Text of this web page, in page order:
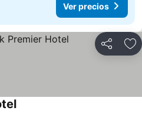
Ver precios
Compartir
Ver precios